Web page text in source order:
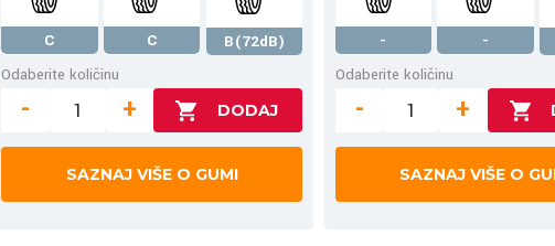
C C
B(72dB)
Odaberite količinu
- +
SAZNAJ VIŠE O GUMI
-
-
Odaberite količinu
- +
SAZNAJ VIŠE O